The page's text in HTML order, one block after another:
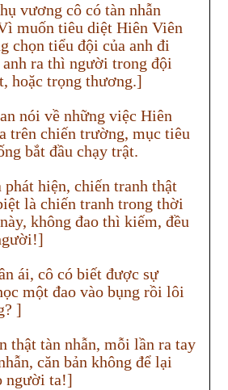
vương cô có tàn nhẫn
muốn tiêu diệt Hiên Viên
chọn tiểu đội của anh đi
ra thì người trong đội
hoặc trọng thương.]
nói về những việc Hiên
trên chiến trường, mục tiêu
bắt đầu chạy trật.
hiện, chiến tranh thật
là chiến tranh trong thời
không đao thì kiếm, đều
ái, cô có biết được sự
một đao vào bụng rồi lôi
]
thật tàn nhẫn, mỗi lần ra tay
căn bản không để lại
người ta!]